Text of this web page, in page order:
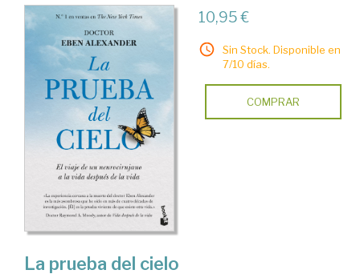
10,95 €
Sin Stock. Disponible en
7/10 días.
COMPRAR
La prueba del cielo